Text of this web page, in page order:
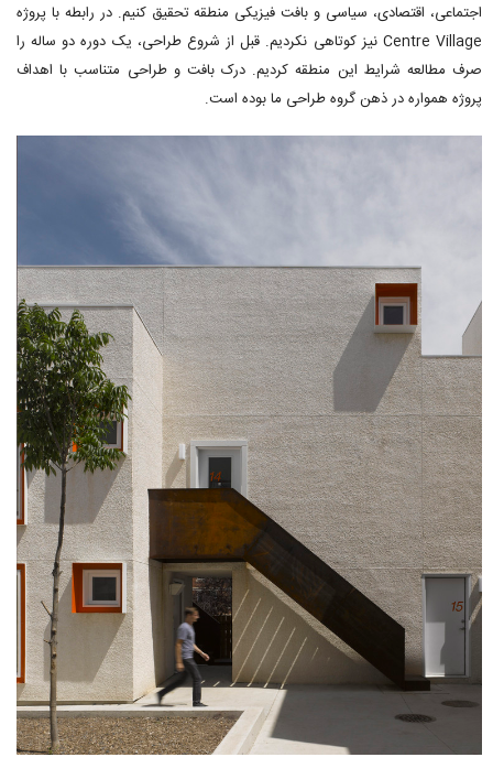
اجتماعی، اقتصادی، سیاسی و بافت فیزیکی منطقه تحقیق کنیم. در رابطه با پروژه
Centre Village نیز کوتاهی نکردیم. قبل از شروع طراحی، یک دوره دو ساله را
صرف مطالعه شرایط این منطقه کردیم. درک بافت و طراحی متناسب با اهداف
پروژه همواره در ذهن گروه طراحی ما بوده است.